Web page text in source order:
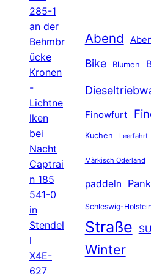
285-1
an der
Behmbr
ücke
Kronen
-
Lichtne
lken
bei
Nacht
Captrai
n 185
541-0
in
Stendel
l
X4E-
627
Abend
Bike Blumen
Finowfurt
Kuchen Leerfahrt
Märkisch Oderland
paddeln
Schleswig-
Straße
Winter